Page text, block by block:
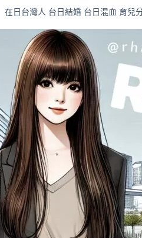
在日台灣人 台日結婚 台日混血 育兒